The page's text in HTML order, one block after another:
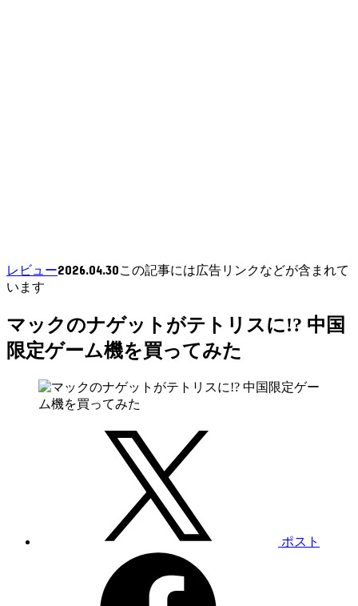
レビュー2026.04.30この記事には広告リンクなどが含まれて
います
マックのナゲットがテトリスに!? 中国
限定ゲーム機を買ってみた
ポスト